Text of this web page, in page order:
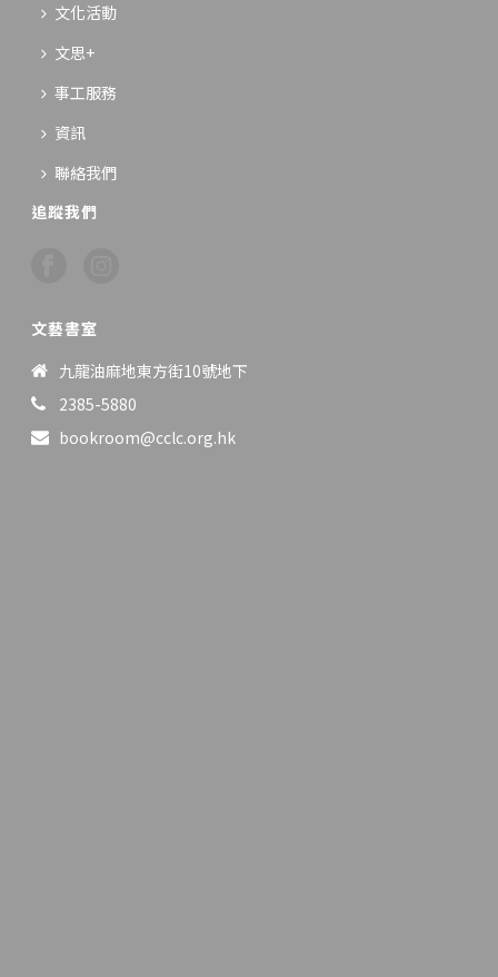
文化活動
文思+
事工服務
資訊
聯絡我們
追蹤我們
文藝書室
九龍油麻地東方街10號地下
2385-5880
bookroom@cclc.org.hk